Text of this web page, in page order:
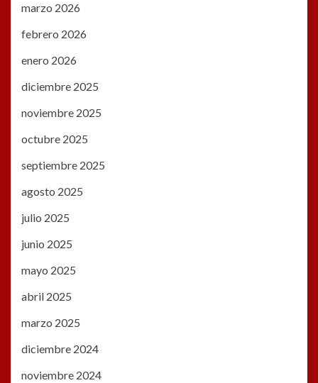
marzo 2026
febrero 2026
enero 2026
diciembre 2025
noviembre 2025
octubre 2025
septiembre 2025
agosto 2025
julio 2025
junio 2025
mayo 2025
abril 2025
marzo 2025
diciembre 2024
noviembre 2024